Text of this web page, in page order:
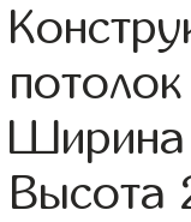
потолок
Ширина
Высота